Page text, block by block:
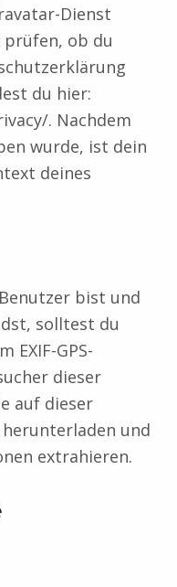
Dienst
prüfen, ob du
du hier:
. Nachdem
wurde, ist dein
deines
bist und
solltest du
EXIF-GPS-
dieser
auf dieser
und
extrahieren.